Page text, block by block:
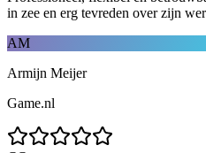
in zee en erg tevreden over zijn
AM
Armijn Meijer
Game.nl